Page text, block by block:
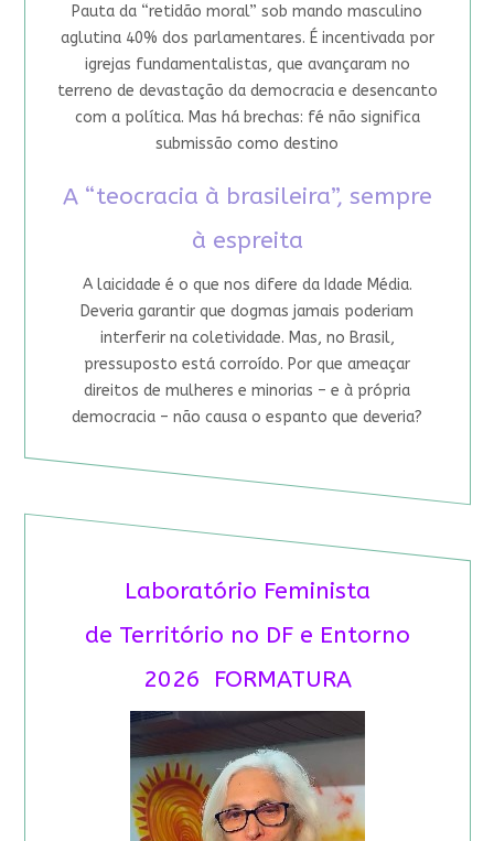
Pauta da “retidão moral” sob mando masculino
aglutina 40% dos parlamentares. É incentivada por
igrejas fundamentalistas, que avançaram no
terreno de devastação da democracia e desencanto
com a política. Mas há brechas: fé não significa
submissão como destino
A “teocracia à brasileira”, sempre
à espreita
A laicidade é o que nos difere da Idade Média.
Deveria garantir que dogmas jamais poderiam
interferir na coletividade. Mas, no Brasil,
pressuposto está corroído. Por que ameaçar
direitos de mulheres e minorias – e à própria
democracia – não causa o espanto que deveria?
Laboratório Feminista
de Território no DF e Entorno
2026 FORMATURA